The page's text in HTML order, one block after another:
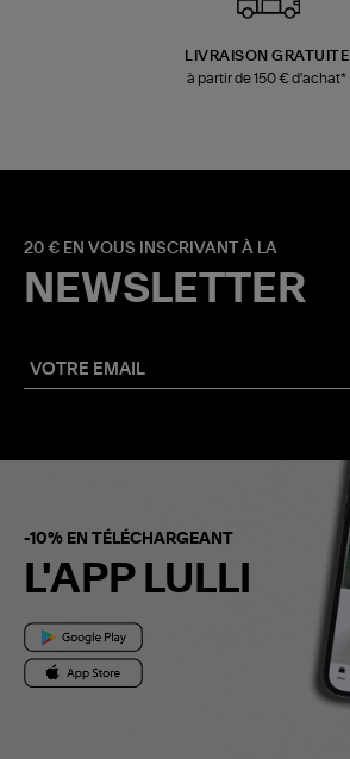
LIVRAISON GRATUITE
à partir de 150 € d'achat*
20 € EN VOUS INSCRIVANT À LA
NEWSLETTER
-10% EN TÉLÉCHARGEANT
L'APP LULLI